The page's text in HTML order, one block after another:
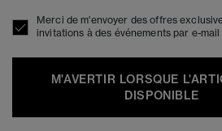
Merci de m'envoyer des offres
invitations à des événements par e-mail
M'AVERTIR LORSQUE
DISPONIBLE